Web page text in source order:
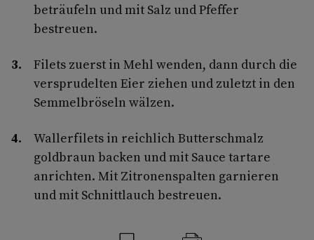
beträufeln und mit Salz und Pfeffer
bestreuen.
Filets zuerst in Mehl wenden, dann durch die
versprudelten Eier ziehen und zuletzt in den
Semmelbröseln wälzen.
Wallerfilets in reichlich Butterschmalz
goldbraun backen und mit Sauce tartare
anrichten. Mit Zitronenspalten garnieren
und mit Schnittlauch bestreuen.